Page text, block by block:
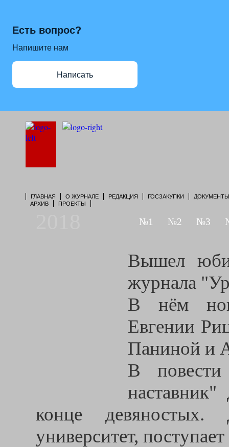
Есть вопрос?
Напишите нам
Написать
ГЛАВНАЯ О ЖУРНАЛЕ РЕДАКЦИЯ ГОСЗАКУПКИ
ДОКУМЕНТЫ
АРХИВ
ПРОЕКТЫ
№1 №2 №3
Вышел
журнала
В нём
Евгении
Паниной и
В
конце девяностых.
университет,